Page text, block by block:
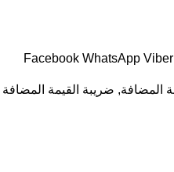
Facebook WhatsApp Viber
المضافة, ضريبة القيمة المضافة